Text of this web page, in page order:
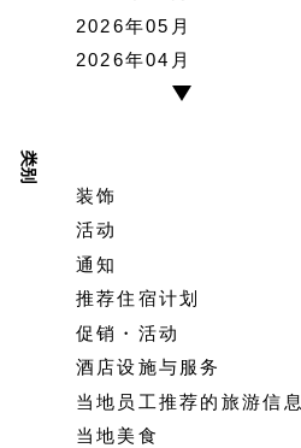
2026年05月
2026年04月
类别
装饰
活动
通知
推荐住宿计划
促销・活动
酒店设施与服务
当地员工推荐的旅游信息
当地美食